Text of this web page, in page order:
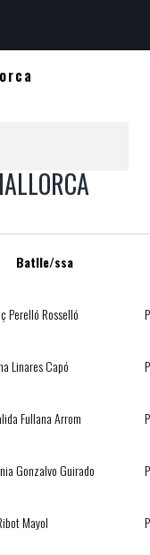
Batlle/ssa
Perelló Rosselló
Linares Capó
Fullana Arrom
Gonzalvo Guirado
Mayol